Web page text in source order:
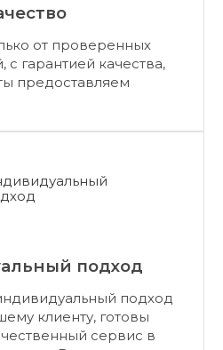
от проверенных
с гарантией качества,
предоставляем
подход
подход
клиенту, готовы
сервис в